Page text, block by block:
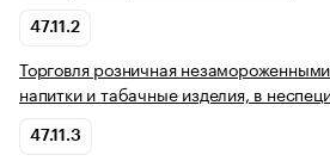
47.11.2
Торговля розничная
напитки и табачные изделия, в
47.11.3